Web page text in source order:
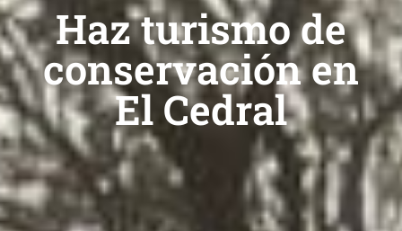
Haz turismo de
conservación en
El Cedral